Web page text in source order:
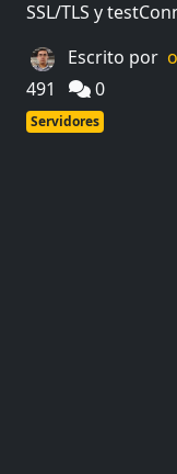
SSL/TLS y
Escrito por
491
0
Servidores